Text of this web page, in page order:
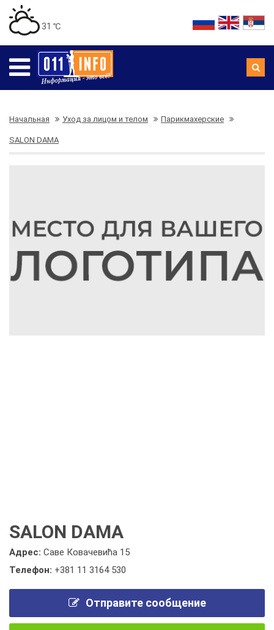
31 ℃
Начальная Уход за лицом и телом Парикмахерские
SALON DAMA
SALON DAMA
Адрес: Саве Ковачевића 15
Телефон: +381 11 3164 530
Отправите сообщение